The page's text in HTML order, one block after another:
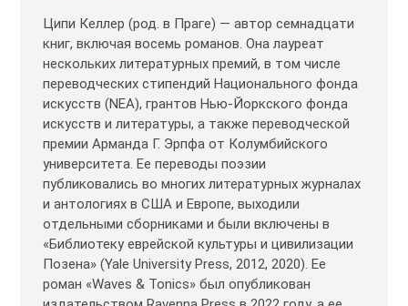
Ципи Келлер (род. в Праге) — автор семнадцати
книг, включая восемь романов. Она лауреат
нескольких литературных премий, в том числе
переводческих стипендий Национального фонда
искусств (NEA), грантов Нью-Йоркского фонда
искусств и литературы, а также переводческой
премии Арманда Г. Эрпфа от Колумбийского
университета. Ее переводы поэзии
публиковались во многих литературных журналах
и антологиях в США и Европе, выходили
отдельными сборниками и были включены в
«Библиотеку еврейской культуры и цивилизации
Позена» (Yale University Press, 2012, 2020). Ее
роман «Waves & Tonics» был опубликован